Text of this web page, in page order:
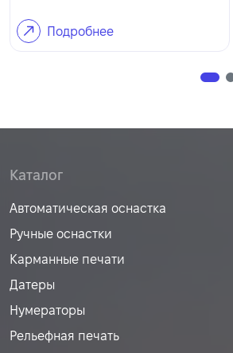
Подробнее
Каталог
Автоматическая оснастка
Ручные оснастки
Карманные печати
Датеры
Нумераторы
Рельефная печать